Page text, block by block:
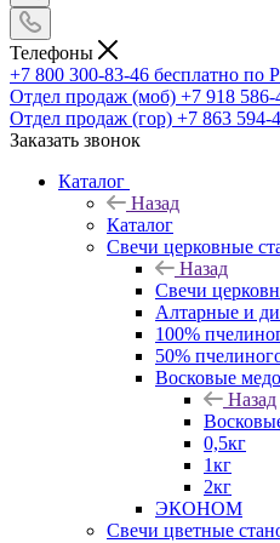
Телефоны
+7 800 300-83-46 бесплатно по
Отдел продаж (моб) +7 918 586-
Отдел продаж (гор) +7 863 594-
Заказать звонок
Каталог
Назад
Каталог
Свечи церковные
Назад
Свечи
Алтарные и
100%
50%
Восковые
Назад
0,5кг
1кг
2кг
ЭКОНОМ
Свечи цветные